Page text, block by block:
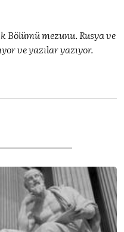
mezunu. Rusya ve
ve yazılar yazıyor.